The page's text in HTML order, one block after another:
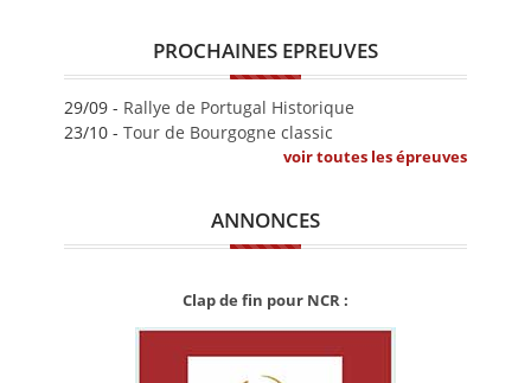
PROCHAINES EPREUVES
29/09 - Rallye de Portugal Historique
23/10 - Tour de Bourgogne classic
voir toutes les épreuves
ANNONCES
Clap de fin pour NCR :